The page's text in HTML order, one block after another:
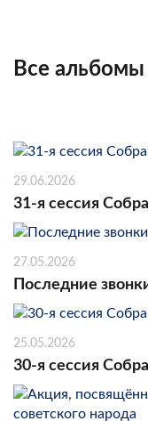
Все альбомы
29.06.2026
31-я сессия
27.05.2026
Последние
25.05.2026
30-я сессия